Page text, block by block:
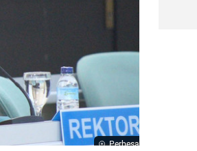
Perbesar